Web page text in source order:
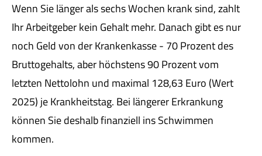
Wenn Sie länger als sechs Wochen krank sind, zahlt
Ihr Arbeitgeber kein Gehalt mehr. Danach gibt es nur
noch Geld von der Krankenkasse - 70 Prozent des
Bruttogehalts, aber höchstens 90 Prozent vom
letzten Nettolohn und maximal 128,63 Euro (Wert
2025) je Krankheitstag. Bei längerer Erkrankung
können Sie deshalb finanziell ins Schwimmen
kommen.